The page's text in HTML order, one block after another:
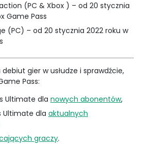
(PC & Xbox ) – od 20 stycznia
Game Pass
(PC) – od 20 stycznia 2022 roku w
gier w usłudze i sprawdźcie,
Pass:
Ultimate dla nowych abonentów,
Ultimate dla aktualnych
graczy.